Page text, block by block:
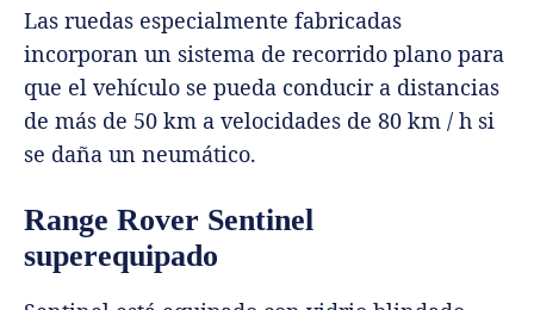
Las ruedas especialmente fabricadas
incorporan un sistema de recorrido plano para
que el vehículo se pueda conducir a distancias
de más de 50 km a velocidades de 80 km / h si
se daña un neumático.
Range Rover Sentinel
superequipado